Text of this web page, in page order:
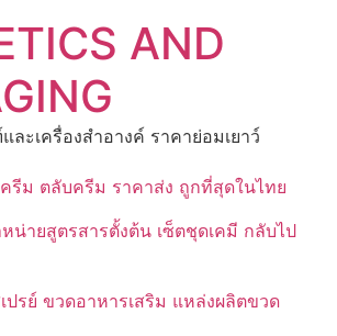
AND
ะเครื่องสำอางค์ ราคาย่อมเยาว์
รีม ตลับครีม ราคาส่ง ถูกที่สุดในไทย
น่ายสูตรสารตั้งต้น เซ็ตชุดเคมี กลับไป
รย์ ขวดอาหารเสริม แหล่งผลิตขวด